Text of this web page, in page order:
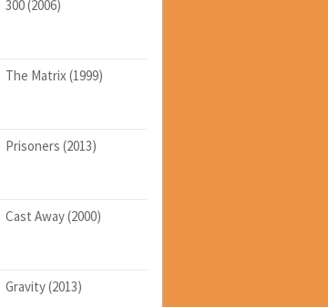
300 (2006)
The Matrix (1999)
Prisoners (2013)
Cast Away (2000)
Gravity (2013)